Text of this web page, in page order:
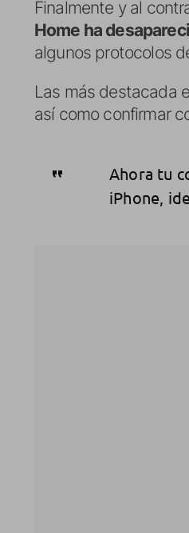
Finalmente y al
Home ha
algunos protocolos
Las más destacada
así como confirmar
Ahora tu
iPhone,